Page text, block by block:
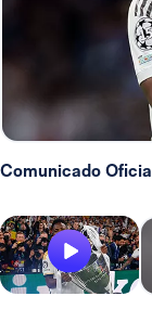
Comunicado